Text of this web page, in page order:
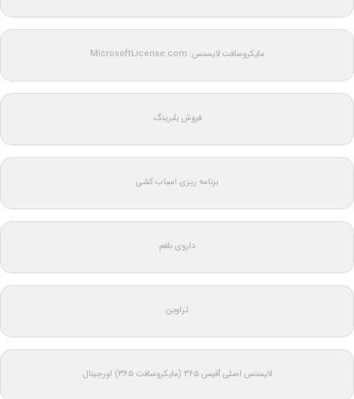
مایکروسافت لایسنس: MicrosoftLicense.com
فروش بلبرینگ
برنامه ریزی اسباب کشی
داروی بلغم
تراوین
لایسنس اصلی آفیس ۳۶۵ (مایکروسافت ۳۶۵) اورجینال